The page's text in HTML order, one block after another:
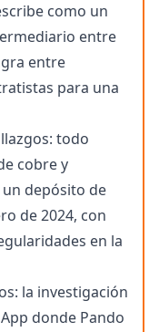
como un
entre
entre
para una
todo
cobre y
depósi­to de
de 2024, con
en la
la investigación
donde Pando